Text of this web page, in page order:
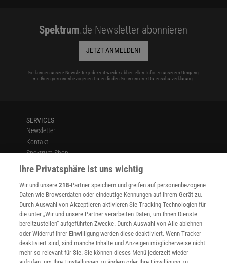
Spektrum.de-Newsletter abonnieren
JETZT ANMELDEN!
Sie können unsere Newsletter jederzeit wieder abbestellen. Infos zu unserem Umgang
mit Ihren personenbezogenen Daten finden Sie in unserer Datenschutzerklärung
SERVICES
Newsletter
Kontakt
Spektrum Shop
Im Handel kaufen
Verträge kündigen
INFO
Mediadaten
Datenschutz
Nutzungsbedingungen
Cookie-Einstellungen
Utiq verwalten
Ihre Privatsphäre ist uns wichtig
Wir und unsere218-Partner speichern und greifen auf personenbezogene
Daten wie Browserdaten oder eindeutige Kennungen auf Ihrem Gerät zu.
Durch Auswahl von Akzeptieren aktivieren Sie Tracking-Technologien für
die unter „Wir und unsere Partner verarbeiten Daten, um Ihnen Dienste
bereitzustellen“ aufgeführten Zwecke. Durch Auswahl von Alle ablehnen
oder Widerruf Ihrer Einwilligung werden diese deaktiviert. Wenn Tracker
deaktiviert sind, sind manche Inhalte und Anzeigen möglicherweise nicht
mehr so relevant für Sie. Sie können dieses Menü jederzeit wieder